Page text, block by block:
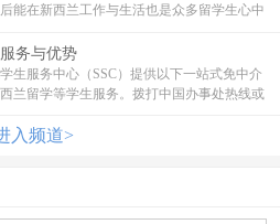
能在新西兰工作与生活也是众多留学生心中
请永久居留权，新西兰是移民最快的国家。
每一个高等院校都有诸多的新西兰留学移民
生选择。
务与优势
生服务中心（SSC）提供以下一站式免中介
兰留学等学生服务。拨打中国办事处热线或
申请准备文书/材料辅导，在顾问的辅导下，
入频道>